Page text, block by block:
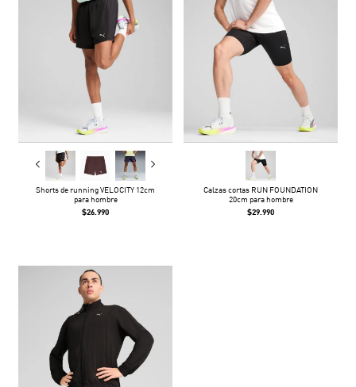
Shorts de running VELOCITY 12cm
para hombre
$26.990
Calzas cortas RUN FOUNDATION
20cm para hombre
$29.990